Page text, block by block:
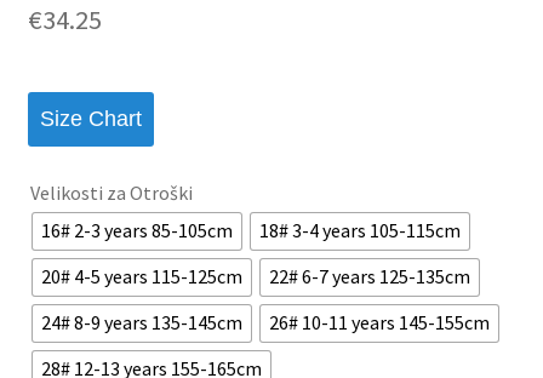
€34.25
Size Chart
Velikosti za Otroški
16# 2-3 years 85-105cm
18# 3-4 years 105-115cm
20# 4-5 years 115-125cm
22# 6-7 years 125-135cm
24# 8-9 years 135-145cm
26# 10-11 years 145-155cm
28# 12-13 years 155-165cm